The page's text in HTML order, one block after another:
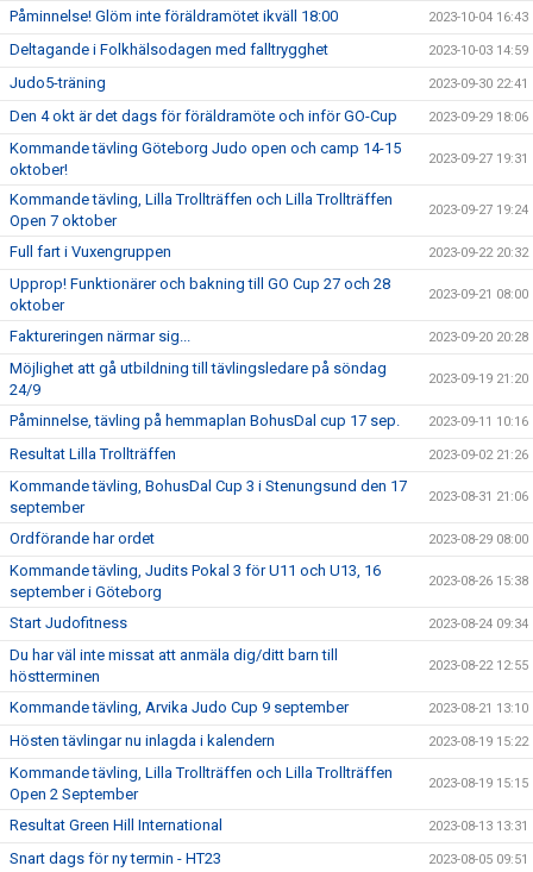
Påminnelse! Glöm inte föräldramötet ikväll 18:00 2023-10-04 16:43
Deltagande i Folkhälsodagen med falltrygghet 2023-10-03 14:59
Judo5-träning 2023-09-30 22:41
Den 4 okt är det dags för föräldramöte och inför GO-Cup 2023-09-29 18:06
Kommande tävling Göteborg Judo open och camp 14-15
oktober!
2023-09-27 19:31
Kommande tävling, Lilla Trollträffen och Lilla Trollträffen
Open 7 oktober
2023-09-27 19:24
Full fart i Vuxengruppen 2023-09-22 20:32
Upprop! Funktionärer och bakning till GO Cup 27 och 28
oktober
2023-09-21 08:00
Faktureringen närmar sig... 2023-09-20 20:28
Möjlighet att gå utbildning till tävlingsledare på söndag
24/9
2023-09-19 21:20
Påminnelse, tävling på hemmaplan BohusDal cup 17 sep. 2023-09-11 10:16
Resultat Lilla Trollträffen 2023-09-02 21:26
Kommande tävling, BohusDal Cup 3 i Stenungsund den 17
september
2023-08-31 21:06
Ordförande har ordet 2023-08-29 08:00
Kommande tävling, Judits Pokal 3 för U11 och U13, 16
september i Göteborg
2023-08-26 15:38
Start Judofitness 2023-08-24 09:34
Du har väl inte missat att anmäla dig/ditt barn till
höstterminen
2023-08-22 12:55
Kommande tävling, Arvika Judo Cup 9 september 2023-08-21 13:10
Hösten tävlingar nu inlagda i kalendern 2023-08-19 15:22
Kommande tävling, Lilla Trollträffen och Lilla Trollträffen
Open 2 September
2023-08-19 15:15
Resultat Green Hill International 2023-08-13 13:31
Snart dags för ny termin - HT23 2023-08-05 09:51